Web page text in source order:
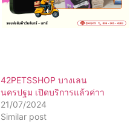
42PETSSHOP บางเลน
นครปฐม เปิดบริการแล้วค่าา
21/07/2024
Similar post